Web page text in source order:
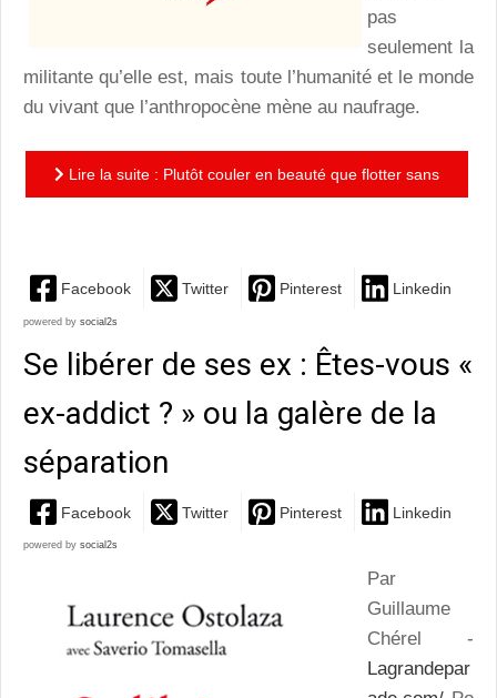
pas
seulement la
militante qu’elle est, mais toute l’humanité et le monde
du vivant que l’anthropocène mène au naufrage.
Lire la suite : Plutôt couler en beauté que flotter sans
Facebook Twitter Pinterest Linkedin
powered by social2s
Se libérer de ses ex : Êtes-vous «
ex-addict ? » ou la galère de la
séparation
Facebook Twitter Pinterest Linkedin
powered by social2s
Par
Guillaume
Chérel -
Lagrandepar